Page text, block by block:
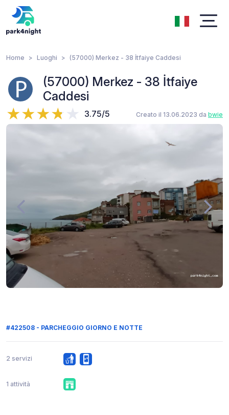
Home Luoghi (57000) Merkez - 38 İtfaiye Caddesi
(57000) Merkez - 38 İtfaiye
Caddesi
3.75/5 Creato il 13.06.2023 da bwie
#422508 - PARCHEGGIO GIORNO E NOTTE
2 servizi
1 attività